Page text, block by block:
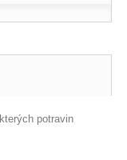
potravin